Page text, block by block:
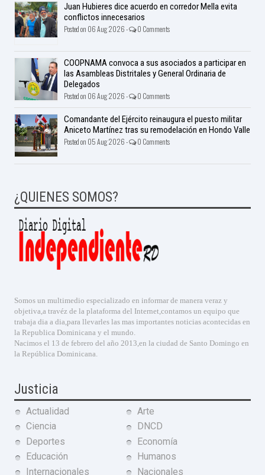
Juan Hubieres dice acuerdo en corredor Mella evita
conflictos innecesarios
Posted on 06 Aug 2026 - 0 Comments
COOPNAMA convoca a sus asociados a participar en
las Asambleas Distritales y General Ordinaria de
Delegados
Posted on 06 Aug 2026 - 0 Comments
Comandante del Ejército reinaugura el puesto militar
Aniceto Martínez tras su remodelación en Hondo Valle
Posted on 05 Aug 2026 - 0 Comments
¿QUIENES SOMOS?
Somos un multimedio especializado en informar de manera veraz y
objetiva,a travéz de la plataforma del Internet,contamos un equipo que
trabaja dia a dia,para llevarles las mas importantes noticias acontecidas en
la Republica Dominicana y el mundo.
Nacimos el 13 de febrero del año 2013,en la ciudad de Santo Domingo en
la República Dominicana.
Justicia
Actualidad
Arte
Ciencia
DNCD
Deportes
Economía
Educación
Humanos
Internacionales
Nacionales